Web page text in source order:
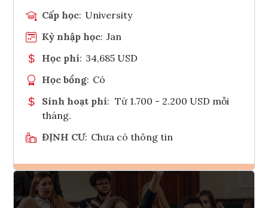
Cấp học: University
Kỳ nhập học: Jan
Học phí: 34,685 USD
Học bổng: Có
Sinh hoạt phí: Từ 1.700 - 2.200 USD mỗi
tháng.
ĐỊNH CƯ: Chưa có thông tin
Ghi danh